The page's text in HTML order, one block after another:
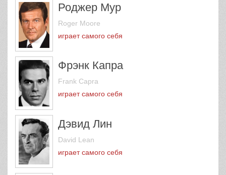
Роджер Мур
Roger Moore
играет самого себя
Фрэнк Капра
Frank Capra
играет самого себя
Дэвид Лин
David Lean
играет самого себя